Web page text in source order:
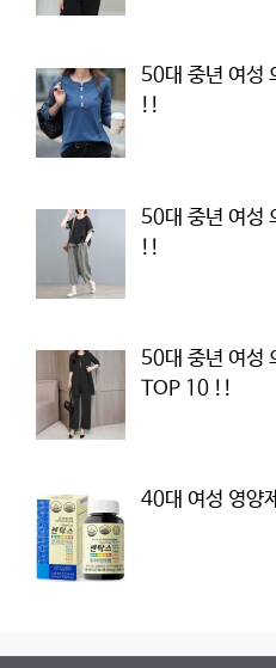
50대 중년 여성
!!
50대 중년 여성
!!
50대 중년 여성
TOP 10 !!
40대 여성 영양